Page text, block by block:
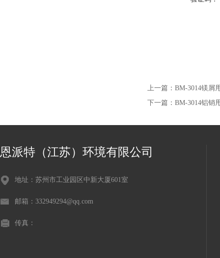
上一篇： BM-3014镁屑
下一篇： BM-3014铝销
恩派特（江苏）环境有限公司
地址：苏州市工业园区中新大厦601室
邮箱：332949294@qq.com
传真：